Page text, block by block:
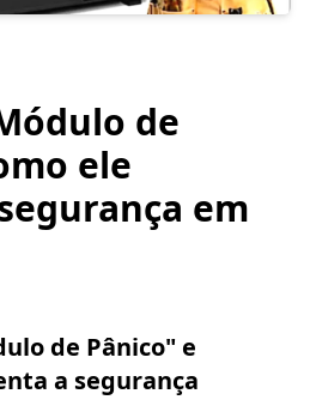
de
ele
em
de Pânico" e
a segurança